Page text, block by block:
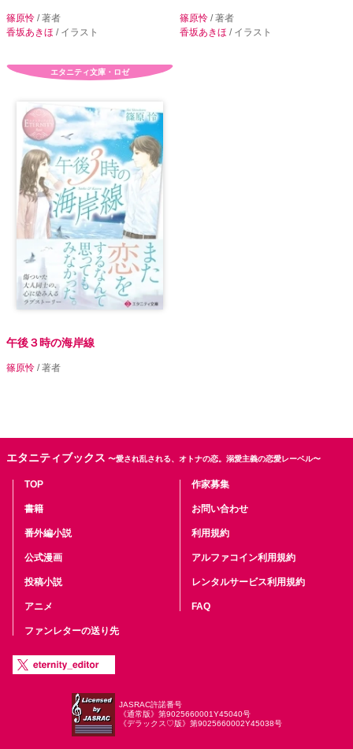
篠原怜 / 著者
香坂あきほ / イラスト
篠原怜 / 著者
香坂あきほ / イラスト
エタニティ文庫・ロゼ
午後３時の海岸線
篠原怜 / 著者
エタニティブックス 〜愛され乱される、オトナの恋。溺愛主義の恋愛レーベル〜
TOP
書籍
番外編小説
公式漫画
投稿小説
アニメ
ファンレターの送り先
作家募集
お問い合わせ
利用規約
アルファコイン利用規約
レンタルサービス利用規約
FAQ
JASRAC許諾番号
《通常版》第9025660001Y45040号
《デラックス♡版》第9025660002Y45038号